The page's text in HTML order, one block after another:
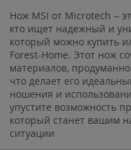
Нож MSI от Microtech –
кто ищет надежный и
который можно купить
Forest-Home. Этот нож
материалов,
что делает его
ношения и
упустите возможность
который станет вашим
ситуации